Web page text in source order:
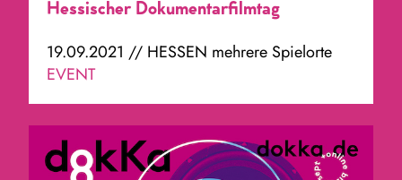
Hessischer Dokumentarfilmtag
19.09.2021 // HESSEN mehrere Spielorte
EVENT